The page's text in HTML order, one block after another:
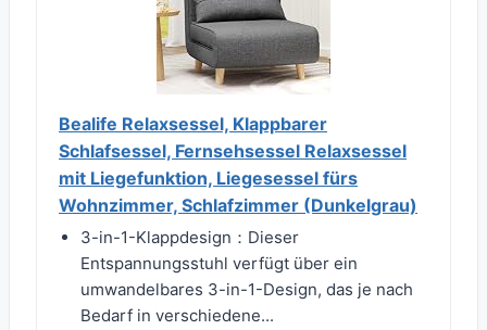
Bealife Relaxsessel, Klappbarer
Schlafsessel, Fernsehsessel Relaxsessel
mit Liegefunktion, Liegesessel fürs
Wohnzimmer, Schlafzimmer (Dunkelgrau)
3-in-1-Klappdesign：Dieser
Entspannungsstuhl verfügt über ein
umwandelbares 3-in-1-Design, das je nach
Bedarf in verschiedene...